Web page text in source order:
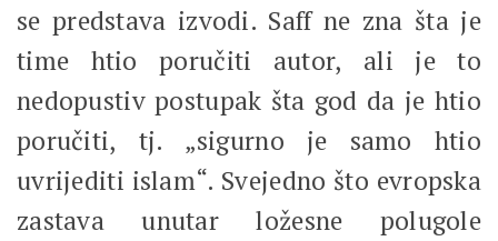
se predstava izvodi. Saff ne zna šta je
time htio poručiti autor, ali je to
nedopustiv postupak šta god da je htio
poručiti, tj. „sigurno je samo htio
uvrijediti islam“. Svejedno što evropska
zastava unutar ložesne polugole